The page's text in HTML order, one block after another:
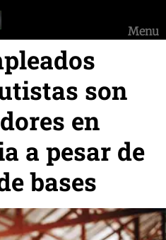
Menu
son
en
a pesar de
bases